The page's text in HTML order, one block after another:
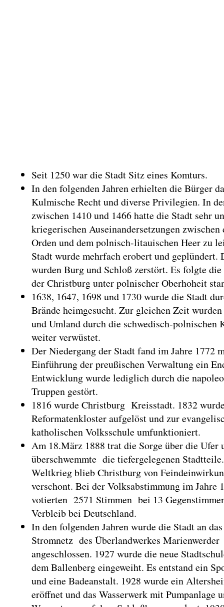
Seit 1250 war die Stadt Sitz eines Komturs.
In den folgenden Jahren erhielten die Bürger
Kulmische Recht und diverse Privilegien. In
zwischen 1410 und 1466 hatte die Stadt sehr
kriegerischen Auseinandersetzungen zwischen
Orden und dem polnisch-litauischen Heer zu
Stadt wurde mehrfach erobert und geplündert.
wurden Burg und Schloß zerstört. Es folgte
der Christburg unter polnischer Oberhoheit
1638, 1647, 1698 und 1730 wurde die Stadt
Brände heimgesucht. Zur gleichen Zeit
und Umland durch die schwedisch-polnischen
weiter verwüstet.
Der Niedergang der Stadt fand im Jahre 1772
Einführung der preußischen Verwaltung ein
Entwicklung wurde lediglich durch die
Truppen gestört.
1816 wurde Christburg Kreisstadt. 1832
Reformatenkloster aufgelöst und zur
katholischen Volksschule umfunktioniert.
Am 18.März 1888 trat die Sorge über die Ufer
überschwemmte die tiefergelegenen
Weltkrieg blieb Christburg von
verschont. Bei der Volksabstimmung im Jahre
votierten 2571 Stimmen bei 13
Verbleib bei Deutschland.
In den folgenden Jahren wurde die Stadt an das
Stromnetz des Überlandwerkes Marienwerder
angeschlossen. 1927 wurde die neue
dem Ballenberg eingeweiht. Es entstand ein
und eine Badeanstalt. 1928 wurde ein
eröffnet und das Wasserwerk mit Pumpanlage